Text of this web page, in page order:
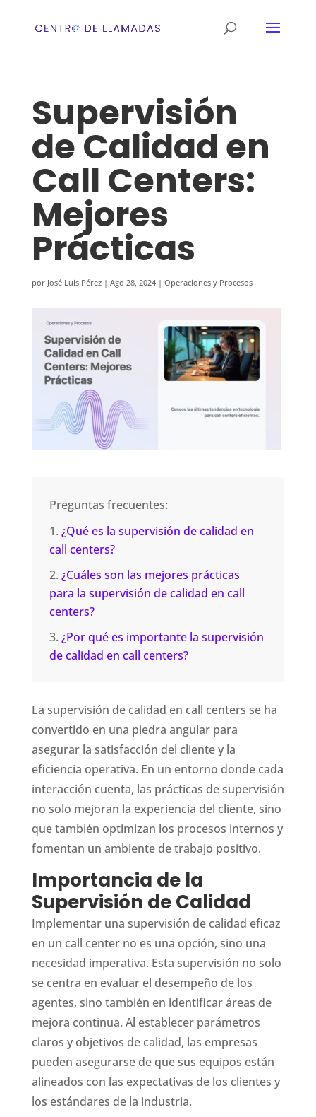
Supervisión
de Calidad en
Call Centers:
Mejores
Prácticas
por José Luis Pérez| Ago 28, 2024| Operaciones y Procesos
Preguntas frecuentes:
¿Qué es la supervisión de calidad en
call centers?
¿Cuáles son las mejores prácticas
para la supervisión de calidad en call
centers?
¿Por qué es importante la supervisión
de calidad en call centers?
La supervisión de calidad en call centers se ha
convertido en una piedra angular para
asegurar la satisfacción del cliente y la
eficiencia operativa. En un entorno donde cada
interacción cuenta, las prácticas de supervisión
no solo mejoran la experiencia del cliente, sino
que también optimizan los procesos internos y
fomentan un ambiente de trabajo positivo.
Importancia de la
Supervisión de Calidad
Implementar una supervisión de calidad eficaz
en un call center no es una opción, sino una
necesidad imperativa. Esta supervisión no solo
se centra en evaluar el desempeño de los
agentes, sino también en identificar áreas de
mejora continua. Al establecer parámetros
claros y objetivos de calidad, las empresas
pueden asegurarse de que sus equipos están
alineados con las expectativas de los clientes y
los estándares de la industria.